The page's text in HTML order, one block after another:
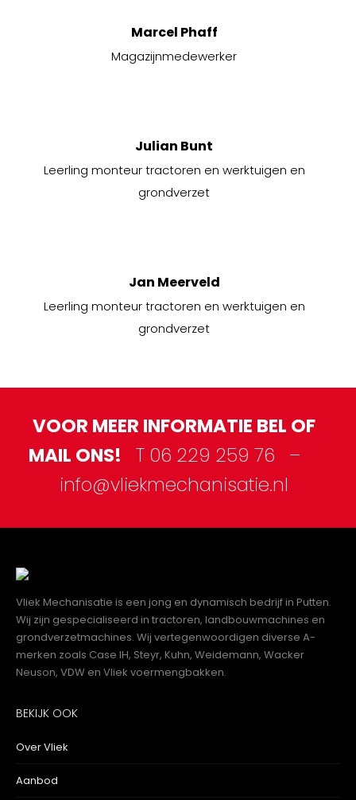
Marcel Phaff
Magazijnmedewerker
Julian Bunt
Leerling monteur tractoren en werktuigen en
grondverzet
Jan Meerveld
Leerling monteur tractoren en werktuigen en
grondverzet
VOOR MEER INFORMATIE BEL OF
MAIL ONS! T 06 229 259 76 –
info@vliekmechanisatie.nl
Vliek Mechanisatie is een jong en dynamisch bedrijf in Putten.
Wij zijn gespecialiseerd in tractoren, landbouwmachines en
grondverzetmachines. Wij vertegenwoordigen diverse A-
merken zoals Case IH, Steyr, Kuhn, Weidemann, Wacker
Neuson, VDW en Vliek voermengbakken.
BEKIJK OOK
Over Vliek
Aanbod